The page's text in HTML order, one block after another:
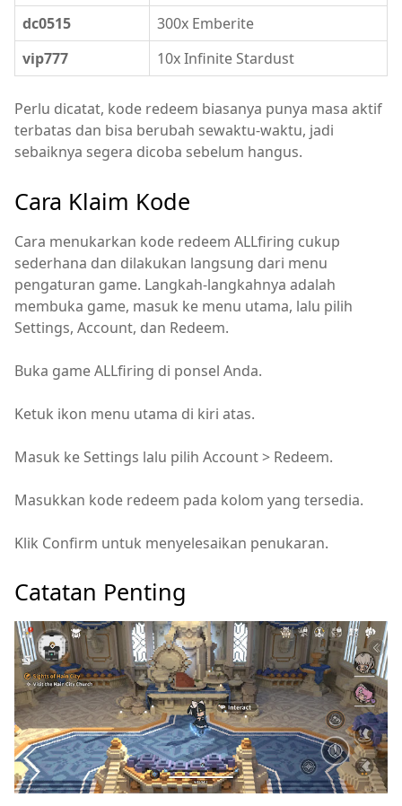
dc0515
300x Emberite
vip777
10x Infinite Stardust
Perlu dicatat, kode redeem biasanya punya masa aktif
terbatas dan bisa berubah sewaktu-waktu, jadi
sebaiknya segera dicoba sebelum hangus.
Cara Klaim Kode
Cara menukarkan kode redeem ALLfiring cukup
sederhana dan dilakukan langsung dari menu
pengaturan game. Langkah-langkahnya adalah
membuka game, masuk ke menu utama, lalu pilih
Settings, Account, dan Redeem.
Buka game ALLfiring di ponsel Anda.
Ketuk ikon menu utama di kiri atas.
Masuk ke Settings lalu pilih Account > Redeem.
Masukkan kode redeem pada kolom yang tersedia.
Klik Confirm untuk menyelesaikan penukaran.
Catatan Penting